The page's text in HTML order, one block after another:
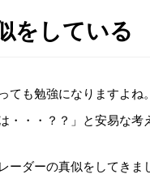
をしている
ても勉強になりますよね
・・？？」と安易な考
ーダーの真似をしてきま